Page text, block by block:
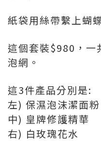
紙袋用絲帶繫上蝴
這個套裝$980，一
泡網。
這3件產品分別是:
左) 保濕泡沫潔面粉
中) 皇牌修護精華
右) 白玫瑰花水